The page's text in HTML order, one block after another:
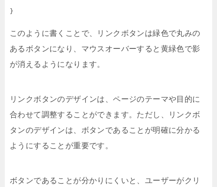
}
このように書くことで、リンクボタンは緑色で丸みの
あるボタンになり、マウスオーバーすると黄緑色で影
が消えるようになります。
リンクボタンのデザインは、ページのテーマや目的に
合わせて調整することができます。ただし、リンクボ
タンのデザインは、ボタンであることが明確に分かる
ようにすることが重要です。
ボタンであることが分かりにくいと、ユーザーがクリ